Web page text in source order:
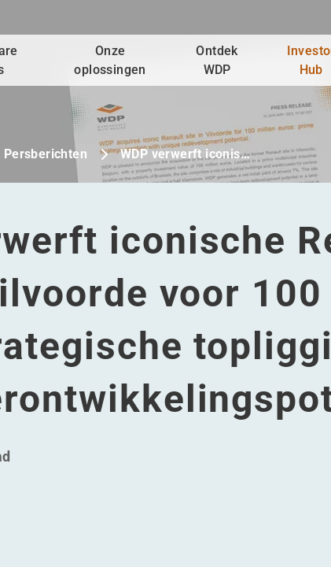
Onze
oplossingen
Ontdek
WDP
Hub
Persberichten WDP verwerft iconis…
iconische
voor
Renault-site in Vilvoorde voor 100 miljoen euro:
Renault-site in Vilvoorde voor 100 miljoen
iconische Renault-site in Vilvoorde voor 100
verwerft iconische Renault-site in Vilvoorde voor